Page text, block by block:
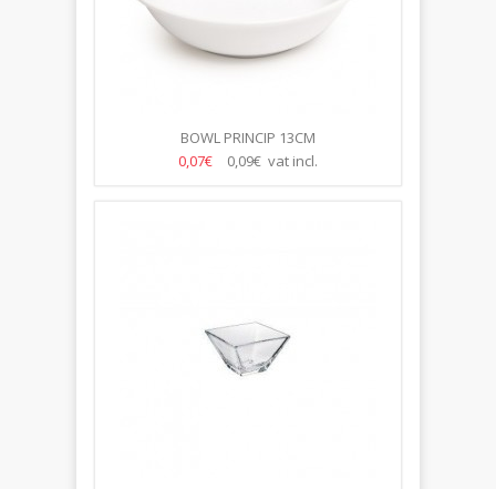
BOWL PRINCIP 13CM
0,07€
0,09€ vat incl.